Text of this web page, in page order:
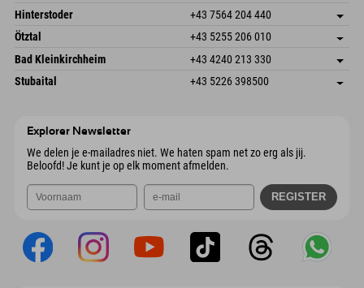
Oostenrijk
Booking
Schmiedau 2
6272 Kaltenbach im Zillertal
Oostenrijk
Adres opslaan
Aankomstinformatie
Booking
Hinterstoder +43 7564 204 440
Freizeitpark 10
Oostenrijk
Adres opslaan
Booking
Ötztal +43 5255 206 010
Gscheat 14
6441 Umhausen
Oostenrijk
Adres opslaan
Aankomstinformatie
Booking
Bad Kleinkirchheim +43 4240 213 330
Dorfstraße 24
Adres opslaan
Stubaital +43 5226 398500
Explorer Newsletter
We delen je e-mailadres niet. We haten spam net zo erg als jij.
Beloofd! Je kunt je op elk moment afmelden.